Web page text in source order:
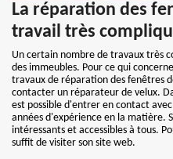
La réparation des
travail très
Un certain nombre de travaux très
des immeubles. Pour ce qui
travaux de réparation des fenêtres
contacter un réparateur de velux.
est possible d'entrer en contact
années d'expérience en la matière.
intéressants et accessibles à tous.
suffit de visiter son site web.